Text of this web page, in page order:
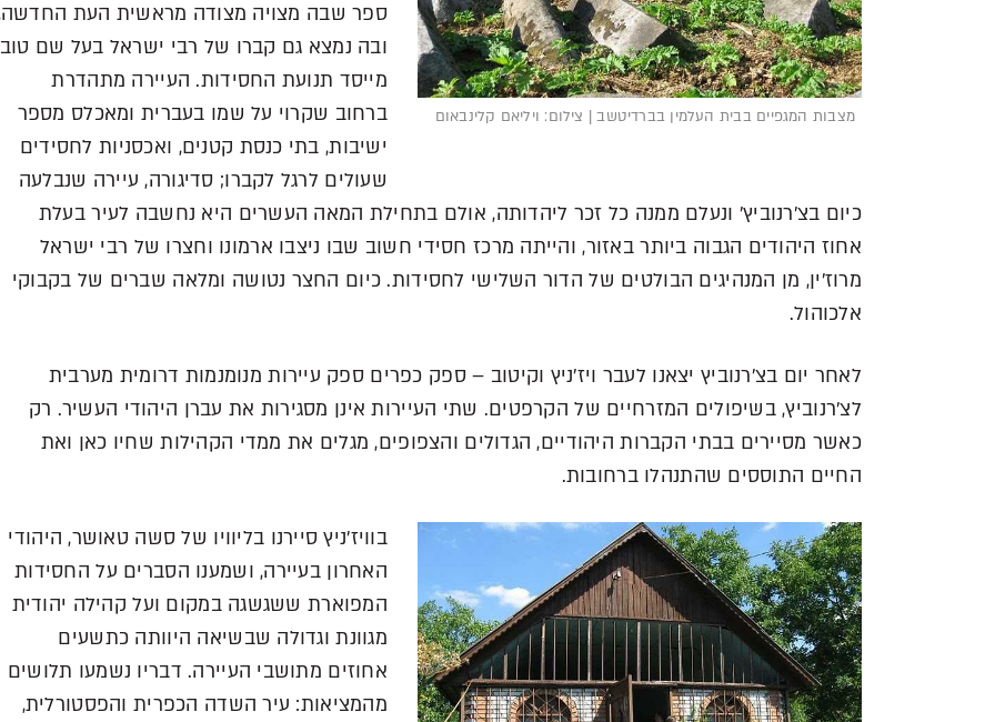
מצבות המגפיים בבית העלמין בברדיטשב | צילום: ויליאם קלינבאום
ספר שבה מצויה מצודה מראשית העת
ובה נמצא גם קברו של רבי ישראל בעל שם
מייסד תנועת החסידות. העיירה מתהדרת
ברחוב שקרוי על שמו בעברית ומאכלס מספר
ישיבות, בתי כנסת קטנים, ואכסניות לחסידים
שעולים לרגל לקברו; סדיגורה, עיירה שנבלעה
כיום בצ'רנוביץ' ונעלם ממנה כל זכר ליהדותה, אולם בתחילת המאה העשרים היא נחשבה לעיר בעלת
אחוז היהודים הגבוה ביותר באזור, והייתה מרכז חסידי חשוב שבו ניצבו ארמונו וחצרו של רבי ישראל
מרוז'ין, מן המנהיגים הבולטים של הדור השלישי לחסידות. כיום החצר נטושה ומלאה שברים של בקבוקי
אלכוהול.
לאחר יום בצ'רנוביץ יצאנו לעבר ויז'ניץ וקיטוב – ספק כפרים ספק עיירות מנומנמות דרומית מערבית
לצ'רנוביץ, בשיפולים המזרחיים של הקרפטים. שתי העיירות אינן מסגירות את עברן היהודי העשיר. רק
כאשר מסיירים בבתי הקברות היהודיים, הגדולים והצפופים, מגלים את ממדי הקהילות שחיו כאן ואת
החיים התוססים שהתנהלו ברחובות.
בוויז'ניץ סיירנו בליוויו של סשה טאושר, היהודי
האחרון בעיירה, ושמענו הסברים על החסידות
המפוארת ששגשגה במקום ועל קהילה יהודית
מגוונת וגדולה שבשיאה היוותה כתשעים
אחוזים מתושבי העיירה. דבריו נשמעו תלושים
מהמציאות: עיר השדה הכפרית והפסטורלית,